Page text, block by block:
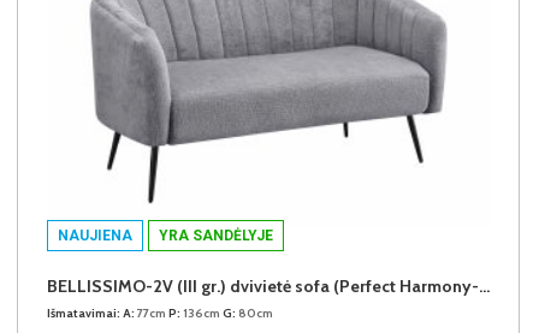
NAUJIENA YRA SANDĖLYJE
BELLISSIMO-2V (III gr.) dvivietė sofa (Perfect Harmony-85)
Išmatavimai: A: 77cm P: 136cm G: 80cm